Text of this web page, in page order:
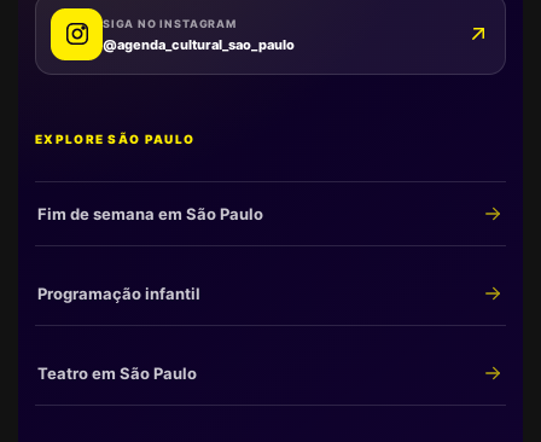
SIGA NO INSTAGRAM
@agenda_cultural_sao_paulo
EXPLORE SÃO PAULO
Fim de semana em São Paulo
Programação infantil
Teatro em São Paulo